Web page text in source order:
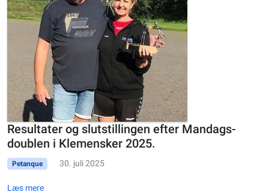
Resultater og slutstillingen efter Mandags-
doublen i Klemensker 2025.
Petanque 30. juli 2025
Læs mere